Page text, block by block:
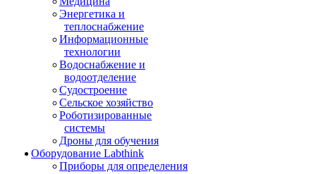
Энергетика и
теплоснабжение
Информационные
технологии
Водоснабжение и
водоотделение
Судостроение
Сельское хозяйство
Роботизированные
системы
Дроны для обучения
Оборудование Labthink
Приборы для определения